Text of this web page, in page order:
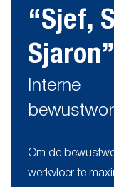
“Sjef,
Sjaron”
Interne
Om de
werkvloer te